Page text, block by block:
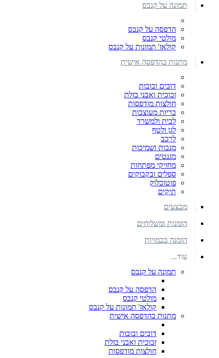
תמונה על קנבס
הדפסה על קנבס
מולטי קנבס
קולאז' תמונות על קנבס
מתנות בהדפסה אישית
דובים ובובות
זכוכית ואבני בזלת
חולצות מודפסות
כריות מעוצבות
לבית ולמשרד
לגן ולטף
לרכב
מגבות ושמיכות
מגנטים
מחזיקי מפתחות
ספלים ובקבוקים
פוטובלוק
תיקים
מבצעים
הזמנות ומשלוחים
הזמנה בכמויות
עוד...
תמונה על קנבס
הדפסה על קנבס
מולטי קנבס
קולאז' תמונות על קנבס
מתנות בהדפסה אישית
דובים ובובות
זכוכית ואבני בזלת
חולצות מודפסות